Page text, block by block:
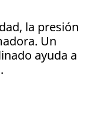
la presión
Un
ayuda a